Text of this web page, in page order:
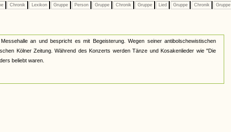
Chronik Lexikon Gruppe Person Gruppe Chronik Gruppe Lied Gruppe Chronik Gruppe
an und bespricht es mit Begeisterung. Wegen seiner antibolschewistischen
Kölner Zeitung. Während des Konzerts werden Tänze und Kosakenlieder wie "Die
beliebt waren.